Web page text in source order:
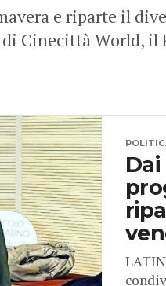
e riparte il
Cinecittà World, il